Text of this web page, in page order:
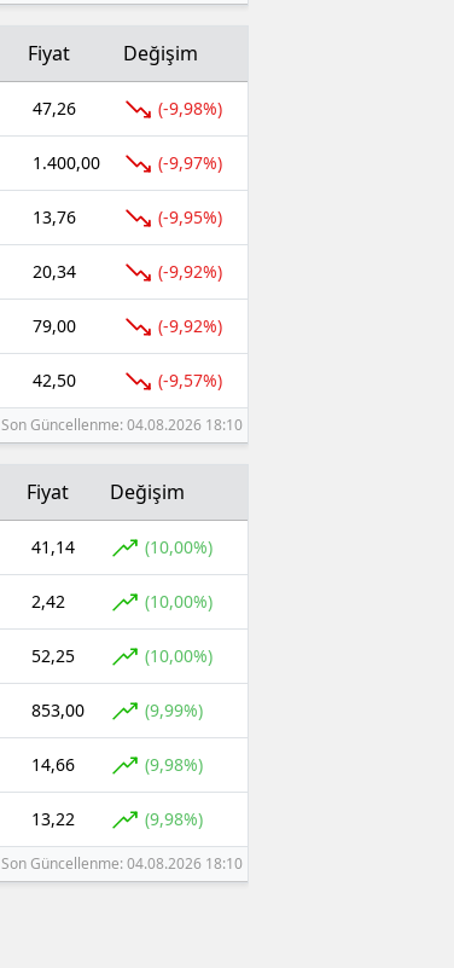
Fiyat Değişim
47,26 (-9,98%)
1.400,00 (-9,97%)
13,76 (-9,95%)
20,34 (-9,92%)
79,00 (-9,92%)
42,50 (-9,57%)
Son Güncellenme: 04.08.2026 18:10
Fiyat Değişim
41,14 (10,00%)
2,42 (10,00%)
52,25 (10,00%)
853,00 (9,99%)
14,66 (9,98%)
13,22 (9,98%)
Son Güncellenme: 04.08.2026 18:10